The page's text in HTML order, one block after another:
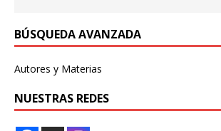
BÚSQUEDA AVANZADA
Autores y Materias
NUESTRAS REDES